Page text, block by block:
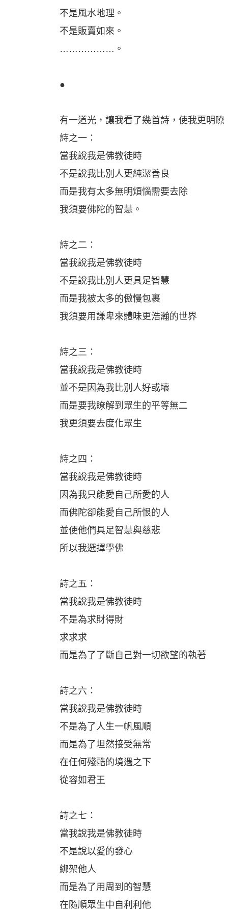
不是風水地理。
不是販賣如來。
………………。
●
有一道光，讓我看了幾首詩，使我更明
詩之一：
當我說我是佛教徒時
不是說我比別人更純潔善良
而是我有太多無明煩惱需要去除
我須要佛陀的智慧。
詩之二：
當我說我是佛教徒時
不是說我比別人更具足智慧
而是我被太多的傲慢包裹
我須要用謙卑來體味更浩瀚的世界
詩之三：
當我說我是佛教徒時
並不是因為我比別人好或壞
而是要我瞭解到眾生的平等無二
我更須要去度化眾生
詩之四：
當我說我是佛教徒時
因為我只能愛自己所愛的人
而佛陀卻能愛自己所恨的人
並使他們具足智慧與慈悲
所以我選擇學佛
詩之五：
當我說我是佛教徒時
不是為求財得財
求求求
而是為了了斷自己對一切欲望的執著
詩之六：
當我說我是佛教徒時
不是為了人生一帆風順
而是為了坦然接受無常
在任何殘酷的境遇之下
從容如君王
詩之七：
當我說我是佛教徒時
不是說以愛的發心
綁架他人
而是為了用周到的智慧
在隨順眾生中自利利他